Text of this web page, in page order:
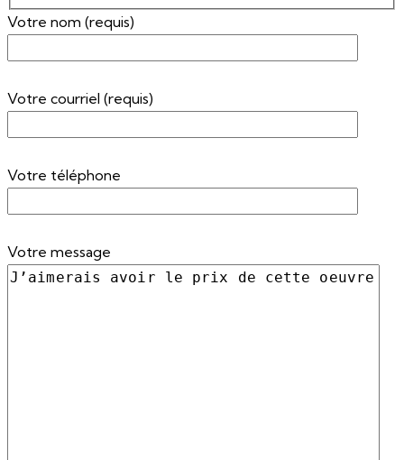
Votre nom (requis)
Votre courriel (requis)
Votre téléphone
Votre message